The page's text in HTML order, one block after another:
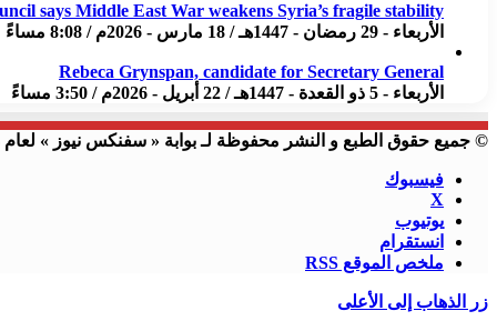
says Middle East War weakens Syria’s fragile stability
الأربعاء - 29 رمضان - 1447هـ / 18 مارس - 2026م / 8:08 مساءً
Rebeca Grynspan, candidate for Secretary General
الأربعاء - 5 ذو القعدة - 1447هـ / 22 أبريل - 2026م / 3:50 مساءً
© جميع حقوق الطبع و النشر محفوظة لـ بوابة « سفنكس نيوز » لعام 2023 م
فيسبوك
X
يوتيوب
انستقرام
ملخص الموقع RSS
زر الذهاب إلى الأعلى